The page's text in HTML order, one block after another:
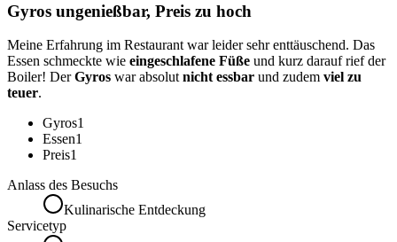
Gyros ungenießbar, Preis zu hoch
Meine Erfahrung im Restaurant war leider sehr enttäuschend. Das
Essen schmeckte wie eingeschlafene Füße und kurz darauf rief der
Boiler! DerGyros war absolut nicht essbar und zudem viel zu
teuer.
Gyros1
Essen1
Preis1
Anlass des Besuchs
Kulinarische Entdeckung
Servicetyp